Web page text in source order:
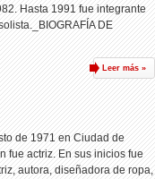
Hasta 1991 fue integrante
DE
Leer más »
de 1971 en Ciudad de
fue actriz. En sus inicios fue
autora, diseñadora de ropa,